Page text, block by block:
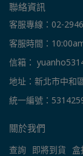
聯絡資訊
客服專線：02-
客服時間：
信箱：
地址：新北市中和
統一編號：
關於我們
查詢 即將到貨 盒